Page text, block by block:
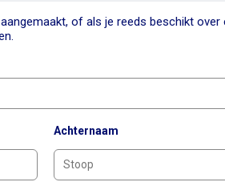
of als je reeds beschikt over
Achternaam